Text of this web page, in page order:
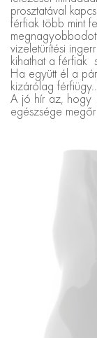
prosztatával
férfiak több mint
vizeletürítési
kihathat a férfiak
Ha együtt él a
kizárólag
A jó hír az, hogy
egészsége